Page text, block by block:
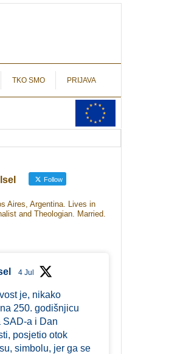
TKO SMO PRIJAVA
Follow
Aires, Argentina. Lives in
and Theologian. Married.
4 Jul
je, nikako
250. godišnjicu
SAD-a i Dan
posjetio otok
simbolu, jer ga se